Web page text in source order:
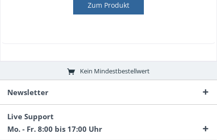
Zum Produkt
Kein Mindestbestellwert
Newsletter
Live Support
Mo. - Fr. 8:00 bis 17:00 Uhr